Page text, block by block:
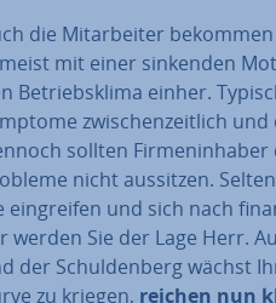
die Mit­ar­bei­ter
mit einer sinkenden
Be­triebs­kli­ma einher.
zwi­schen­zeit­lich
sollten
nicht aussitzen.
ein­grei­fen und sich nach
werden Sie der Lage Herr.
der Schul­den­berg wächst
zu kriegen, reichen nun